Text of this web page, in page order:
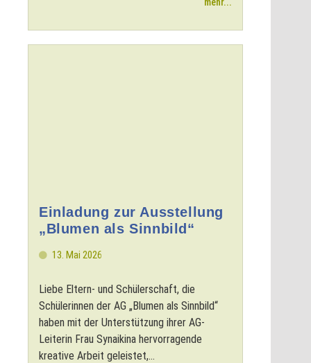
mehr...
Einladung zur Ausstellung
„Blumen als Sinnbild“
13. Mai 2026
Liebe Eltern- und Schülerschaft, die
Schülerinnen der AG „Blumen als Sinnbild“
haben mit der Unterstützung ihrer AG-
Leiterin Frau Synaikina hervorragende
kreative Arbeit geleistet,...